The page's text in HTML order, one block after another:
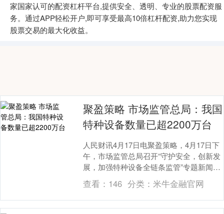
家国家认可的配资杠杆平台,提供安全、透明、专业的股票配资服
务。通过APP轻松开户,即可享受最高10倍杠杆配资,助力您实现
股票交易的最大化收益。
聚盈策略 市场监管总局：我国
特种设备数量已超2200万台
人民财讯4月17日电聚盈策略，4月17日下
午，市场监管总局召开“守护安全，创新发
展，加强特种设备全链条监管”专题新闻发
布会。市场监管总局特种设备局副局长周
亮表示....
查看： 146 分类： 米牛金融官网